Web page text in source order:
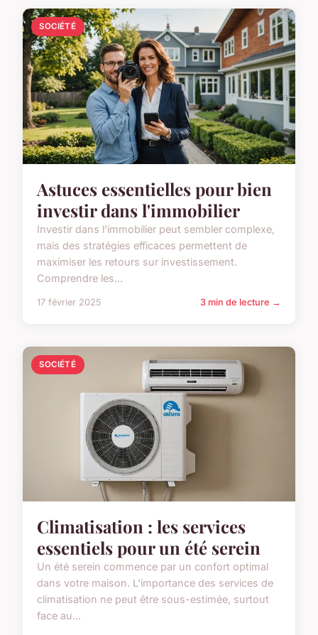
SOCIÉTÉ
Astuces essentielles pour bien
investir dans l'immobilier
Investir dans l'immobilier peut sembler complexe,
mais des stratégies efficaces permettent de
maximiser les retours sur investissement.
Comprendre les...
17 février 2025 3 min de lecture →
SOCIÉTÉ
Climatisation : les services
essentiels pour un été serein
Un été serein commence par un confort optimal
dans votre maison. L'importance des services de
climatisation ne peut être sous-estimée, surtout
face au...